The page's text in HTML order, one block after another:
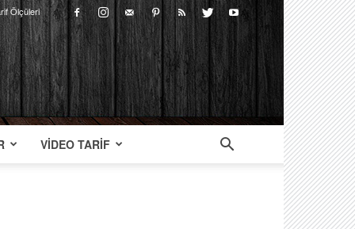
Ölçüleri
VIDEO TARIF